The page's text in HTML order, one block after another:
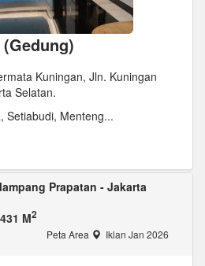
Kuningan, Jln. Kuningan
Selatan.
Setiabudi, Menteng...
Prapatan - Jakarta
M2
Peta Area Iklan Jan 2026